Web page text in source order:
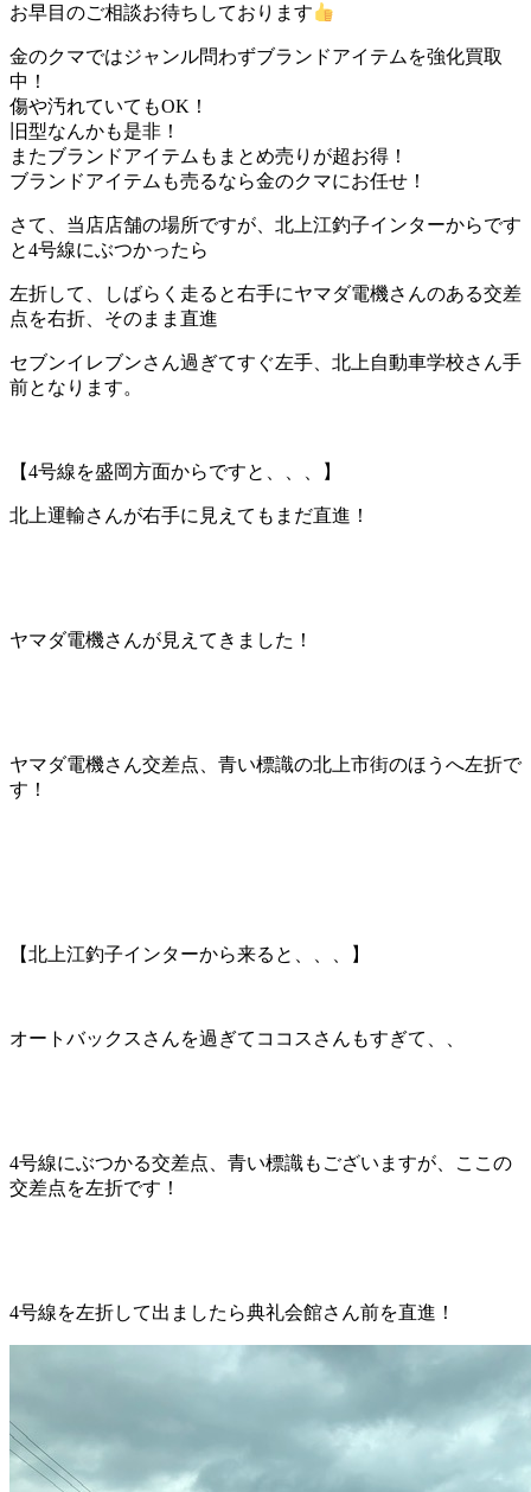
お早目のご相談お待ちしております
金のクマではジャンル問わずブランドアイテムを強化買取
中！
傷や汚れていてもOK！
旧型なんかも是非！
またブランドアイテムもまとめ売りが超お得！
ブランドアイテムも売るなら金のクマにお任せ！
さて、当店店舗の場所ですが、北上江釣子インターからです
と4号線にぶつかったら
左折して、しばらく走ると右手にヤマダ電機さんのある交差
点を右折、そのまま直進
セブンイレブンさん過ぎてすぐ左手、北上自動車学校さん手
前となります。
【4号線を盛岡方面からですと、、、】
北上運輸さんが右手に見えてもまだ直進！
ヤマダ電機さんが見えてきました！
ヤマダ電機さん交差点、青い標識の北上市街のほうへ左折で
す！
【北上江釣子インターから来ると、、、】
オートバックスさんを過ぎてココスさんもすぎて、、
4号線にぶつかる交差点、青い標識もございますが、ここの
交差点を左折です！
4号線を左折して出ましたら典礼会館さん前を直進！